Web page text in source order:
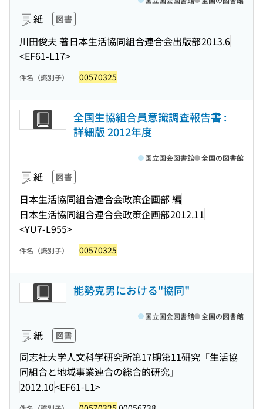
紙 図書
川田俊夫 著日本生活協同組合連合会出版部2013.6
<EF61-L17>
件名（識別子） 00570325
全国生協組合員意識調査報告書 :
詳細版 2012年度
紙 図書
日本生活協同組合連合会政策企画部 編
日本生活協同組合連合会政策企画部2012.11
<YU7-L955>
国立国会図書館 全国の図書館
件名（識別子） 00570325
能勢克男における"協同"
紙 図書
同志社大学人文科学研究所第17期第11研究「生活協
同組合と地域事業連合の総合的研究」
2012.10<EF61-L1>
国立国会図書館 全国の図書館